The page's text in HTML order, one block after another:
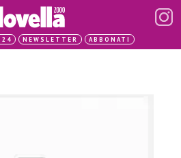
24 NEWSLETTER ABBONATI